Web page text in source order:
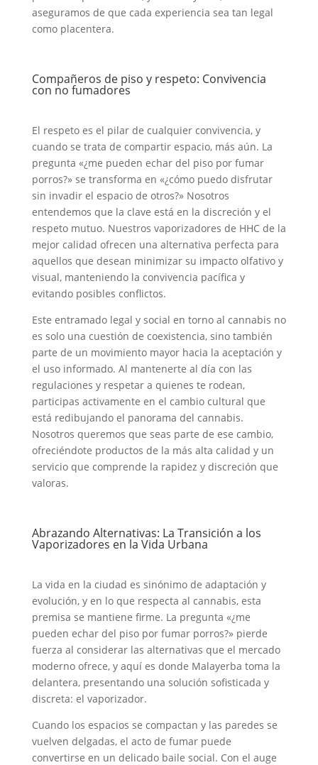
aseguramos de que cada experiencia sea tan legal
como placentera.
Compañeros de piso y respeto: Convivencia
con no fumadores
El respeto es el pilar de cualquier convivencia, y
cuando se trata de compartir espacio, más aún. La
pregunta «¿me pueden echar del piso por fumar
porros?» se transforma en «¿cómo puedo disfrutar
sin invadir el espacio de otros?» Nosotros
entendemos que la clave está en la discreción y el
respeto mutuo. Nuestros vaporizadores de HHC de la
mejor calidad ofrecen una alternativa perfecta para
aquellos que desean minimizar su impacto olfativo y
visual, manteniendo la convivencia pacífica y
evitando posibles conflictos.
Este entramado legal y social en torno al cannabis no
es solo una cuestión de coexistencia, sino también
parte de un movimiento mayor hacia la aceptación y
el uso informado. Al mantenerte al día con las
regulaciones y respetar a quienes te rodean,
participas activamente en el cambio cultural que
está redibujando el panorama del cannabis.
Nosotros queremos que seas parte de ese cambio,
ofreciéndote productos de la más alta calidad y un
servicio que comprende la rapidez y discreción que
valoras.
Abrazando Alternativas: La Transición a los
Vaporizadores en la Vida Urbana
La vida en la ciudad es sinónimo de adaptación y
evolución, y en lo que respecta al cannabis, esta
premisa se mantiene firme. La pregunta «¿me
pueden echar del piso por fumar porros?» pierde
fuerza al considerar las alternativas que el mercado
moderno ofrece, y aquí es donde Malayerba toma la
delantera, presentando una solución sofisticada y
discreta: el vaporizador.
Cuando los espacios se compactan y las paredes se
vuelven delgadas, el acto de fumar puede
convertirse en un delicado baile social. Con el auge